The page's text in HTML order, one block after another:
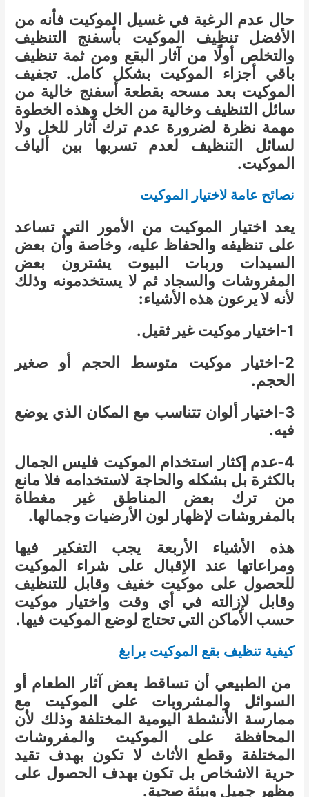
حال عدم الرغبة في غسيل الموكيت فأنه من
الأفضل تنظيف الموكيت بأسفنج التنظيف
والتخلص أولًا من آثار البقع ومن ثمة تنظيف
باقي أجزاء الموكيت بشكل كامل. تجفيف
الموكيت بعد مسحه بقطعة أسفنج خالية من
سائل التنظيف وخالية من الخل وهذه الخطوة
مهمة نظرة لضرورة عدم ترك آثار للخل ولا
لسائل التنظيف لعدم تسربها بين ألياف
الموكيت.
نصائح عامة لاختيار الموكيت
يعد اختيار الموكيت من الأمور التي تساعد
على تنظيفه والحفاظ عليه، وخاصة وأن بعض
السيدات وربات البيوت يشترون بعض
المفروشات والسجاد ثم لا يستخدمونه وذلك
لأنه لا يرعون هذه الأشياء:
1-اختيار موكيت غير ثقيل.
2-اختيار موكيت متوسط الحجم أو صغير
الحجم.
3-اختيار ألوان تتناسب مع المكان الذي يوضع
فيه.
4-عدم إكثار استخدام الموكيت فليس الجمال
بالكثرة بل بشكله والحاجة لاستخدامه فلا مانع
من ترك بعض المناطق غير مغطاة
بالمفروشات لإظهار لون الأرضيات وجمالها.
هذه الأشياء الأربعة يجب التفكير فيها
ومراعاتها عند الإقبال على شراء الموكيت
للحصول على موكيت خفيف وقابل للتنظيف
وقابل لإزالته في أي وقت واختيار موكيت
حسب الأماكن التي تحتاج لوضع الموكيت فيها.
كيفية تنظيف بقع الموكيت برابغ
من الطبيعي أن تساقط بعض آثار الطعام أو
السوائل والمشروبات على الموكيت مع
ممارسة الأنشطة اليومية المختلفة وذلك لأن
المحافظة على الموكيت والمفروشات
المختلفة وقطع الأثاث لا تكون بهدف تقيد
حرية الاشخاص بل تكون بهدف الحصول على
مظهر جميل وبيئة صحية.